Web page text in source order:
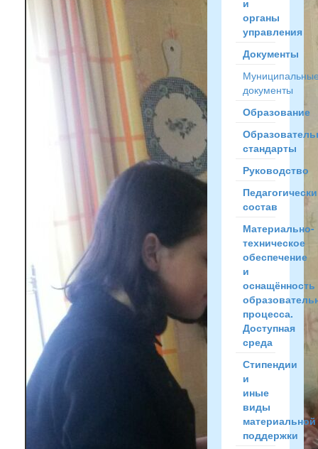
и
органы
управления
Документы
документы
Образование
стандарты
Руководство
состав
Материально-
техническое
обеспечение
и
оснащённость
процесса.
Доступная
среда
Стипендии
и
иные
виды
материальной
поддержки